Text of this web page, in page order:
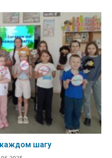
каждом шагу